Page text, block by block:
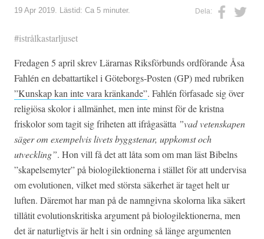
Dela:
19 Apr 2019. Lästid: Ca 5 minuter.
#istrålkastarljuset
Fredagen 5 april skrev Lärarnas Riksförbunds ordförande Åsa
Fahlén en debattartikel i Göteborgs-Posten (GP) med rubriken
”Kunskap kan inte vara kränkande”. Fahlén förfasade sig över
religiösa skolor i allmänhet, men inte minst för de kristna
friskolor som tagit sig friheten att ifrågasätta ”vad vetenskapen
säger om exempelvis livets byggstenar, uppkomst och
utveckling”. Hon vill få det att låta som om man läst Bibelns
”skapelsemyter” på biologilektionerna i stället för att undervisa
om evolutionen, vilket med största säkerhet är taget helt ur
luften. Däremot har man på de namngivna skolorna lika säkert
tillåtit evolutionskritiska argument på biologilektionerna, men
det är naturligtvis är helt i sin ordning så länge argumenten